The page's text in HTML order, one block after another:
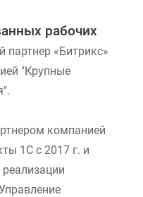
рабочих
партнер «Битрикс»
"Крупные
компанией
1С с 2017 г. и